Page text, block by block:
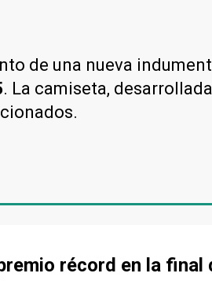
de una nueva
. La camiseta,
récord en la final